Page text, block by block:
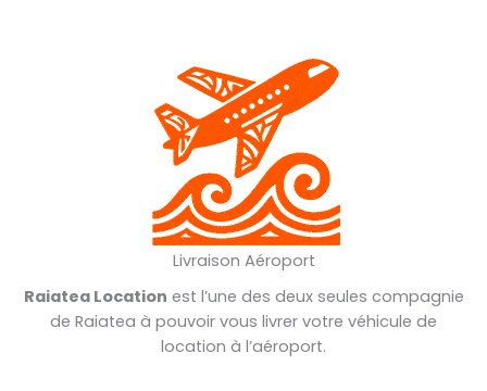
Livraison Aéroport
Raiatea Location est l’une des deux seules compagnie
de Raiatea à pouvoir vous livrer votre véhicule de
location à l’aéroport.